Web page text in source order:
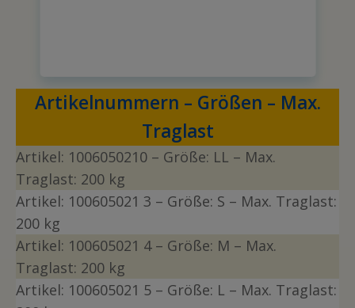
Artikelnummern – Größen – Max.
Traglast
Artikel: 1006050210 – Größe: LL – Max.
Traglast: 200 kg
Artikel: 100605021 3 – Größe: S – Max. Traglast:
200 kg
Artikel: 100605021 4 – Größe: M – Max.
Traglast: 200 kg
Artikel: 100605021 5 – Größe: L – Max. Traglast: